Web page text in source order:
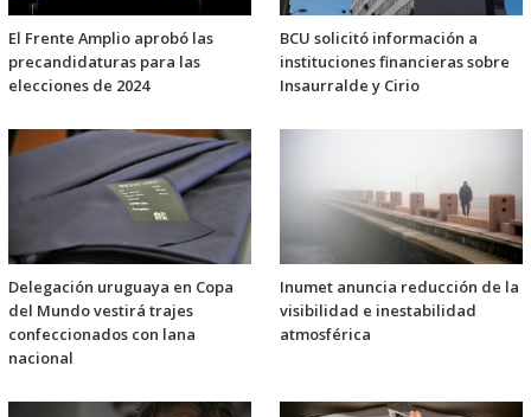
El Frente Amplio aprobó las
precandidaturas para las
elecciones de 2024
BCU solicitó información a
instituciones financieras sobre
Insaurralde y Cirio
Delegación uruguaya en Copa
del Mundo vestirá trajes
confeccionados con lana
nacional
Inumet anuncia reducción de la
visibilidad e inestabilidad
atmosférica